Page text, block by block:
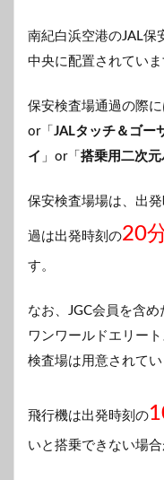
南紀白浜空港のJAL保
中央に配置されていま
保安検査場通過の際に
or「 JALタッチ＆ゴー
イ 」or「 搭乗用二次
保安検査場場は、出
過は出発時刻の20
す。
なお、JGC会員を含
ワンワールドエリー
検査場は用意されてい
飛行機は出発時刻の
いと搭乗できない場